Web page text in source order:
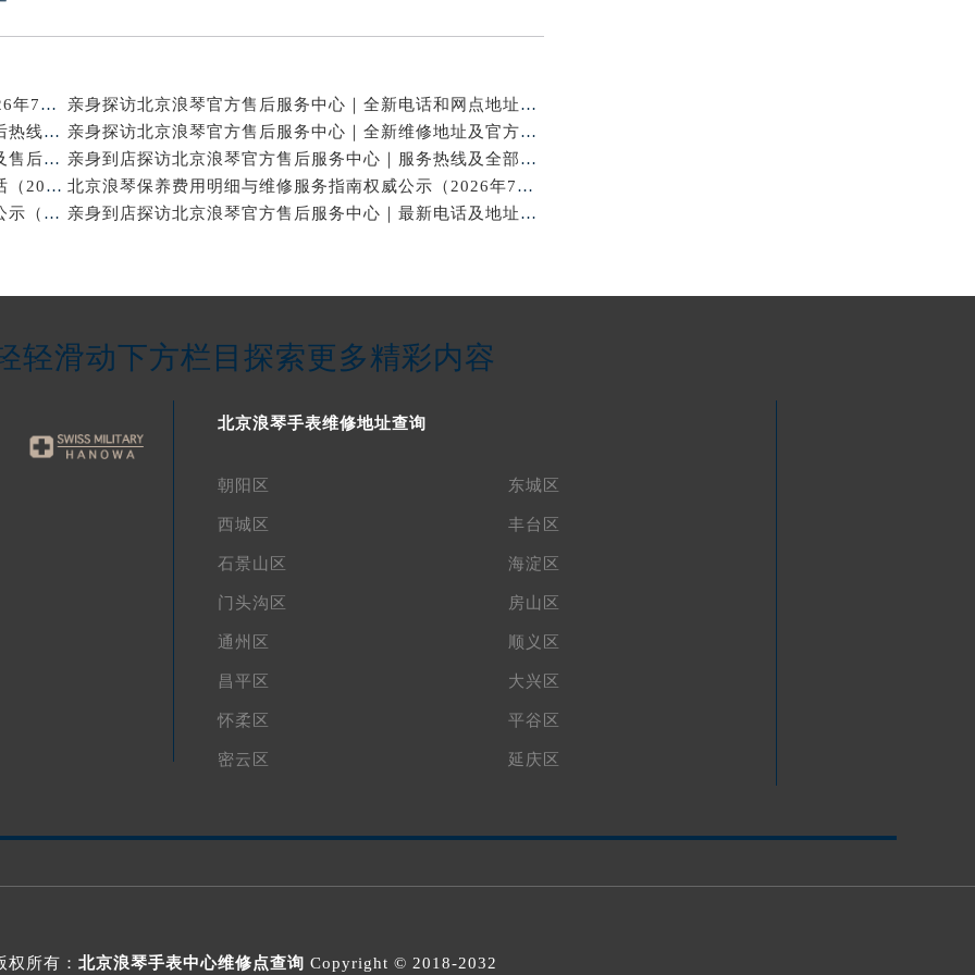
北京浪琴官方维修电话与售后保养服务权威公示（2026年7月最新）
亲身探访北京浪琴官方售后服务中心｜全新电话和网点地址（2026年7月最新）
亲身探访北京浪琴官方售后服务中心｜网点地址及售后热线（2026年7月最新）
亲身探访北京浪琴官方售后服务中心｜全新维修地址及官方客服电话（2026年7月最新）
亲身到店探访北京浪琴官方售后服务中心｜维修地址及售后服务热线（2026年7月最新）
亲身到店探访北京浪琴官方售后服务中心｜服务热线及全部官方地址（2026年7月最新）
亲身探访北京浪琴官方售后服务中心｜网点地址与电话（2026年7月最新）
北京浪琴保养费用明细与维修服务指南权威公示（2026年7月最新）
北京浪琴保养维修中心专业手表保养与维修服务权威公示（2026年7月最新）
亲身到店探访北京浪琴官方售后服务中心｜最新电话及地址（2026年7月最新）
轻滑动下方栏目探索更多精彩内容
北京浪琴手表维修地址查询
朝阳区 东城区
西城区 丰台区
石景山区 海淀区
门头沟区 房山区
通州区 顺义区
昌平区 大兴区
怀柔区 平谷区
密云区 延庆区
权所有： 北京浪琴手表中心维修点查询 Copyright © 2018-2032